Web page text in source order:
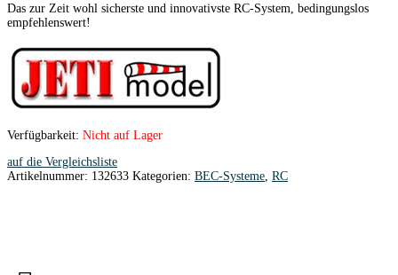
Das zur Zeit wohl sicherste und innovativste RC-System, bedingungslos
empfehlenswert!
Verfügbarkeit: Nicht auf Lager
auf die Vergleichsliste
Artikelnummer: 132633 Kategorien: BEC-Systeme RC